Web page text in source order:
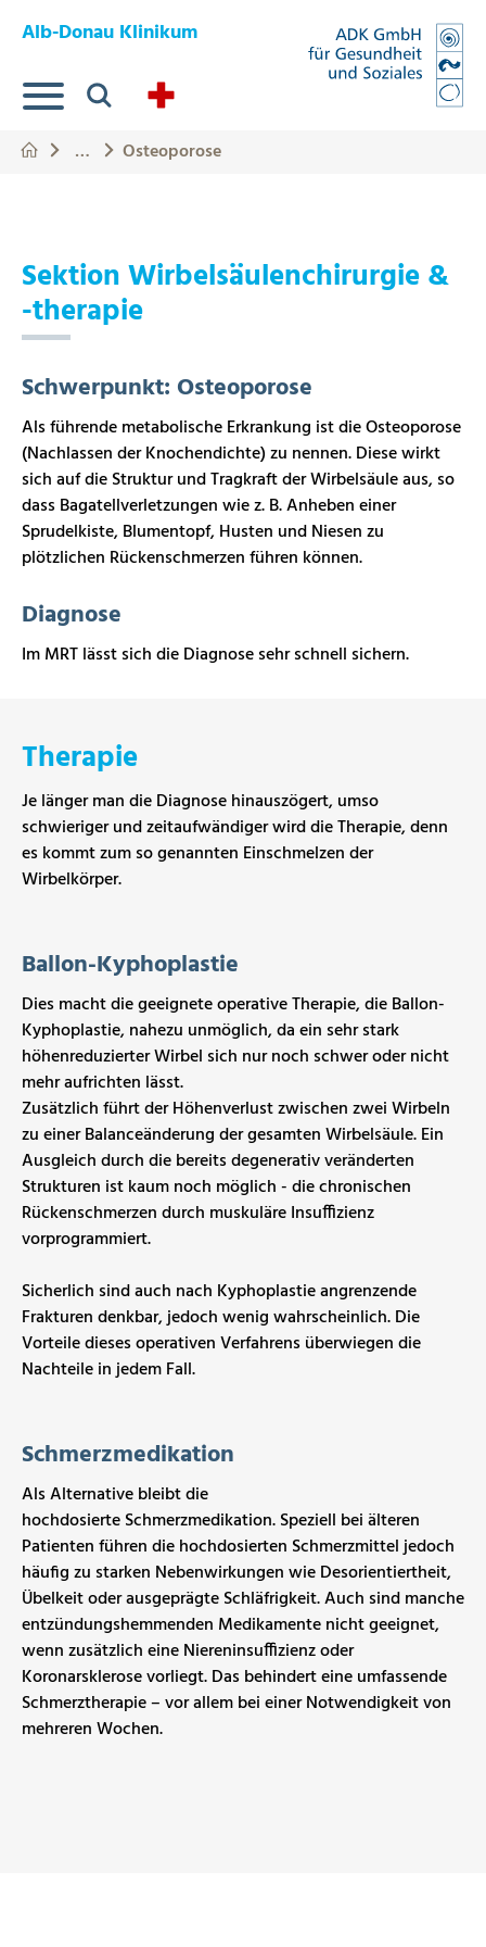
Alb-Donau Klinikum
Suche
… Osteoporose
Sektion Wirbelsäulenchirurgie &
-therapie
Schwerpunkt: Osteoporose
Als führende metabolische Erkrankung ist die Osteoporose
(Nachlassen der Knochendichte) zu nennen. Diese wirkt
sich auf die Struktur und Tragkraft der Wirbelsäule aus, so
dass Bagatellverletzungen wie z. B. Anheben einer
Sprudelkiste, Blumentopf, Husten und Niesen zu
plötzlichen Rückenschmerzen führen können.
Diagnose
Im MRT lässt sich die Diagnose sehr schnell sichern.
Therapie
Je länger man die Diagnose hinauszögert, umso
schwieriger und zeitaufwändiger wird die Therapie, denn
es kommt zum so genannten Einschmelzen der
Wirbelkörper.
Ballon-Kyphoplastie
Dies macht die geeignete operative Therapie, die Ballon-
Kyphoplastie, nahezu unmöglich, da ein sehr stark
höhenreduzierter Wirbel sich nur noch schwer oder nicht
mehr aufrichten lässt.
Zusätzlich führt der Höhenverlust zwischen zwei Wirbeln
zu einer Balanceänderung der gesamten Wirbelsäule. Ein
Ausgleich durch die bereits degenerativ veränderten
Strukturen ist kaum noch möglich - die chronischen
Rückenschmerzen durch muskuläre Insuffizienz
vorprogrammiert.
Sicherlich sind auch nach Kyphoplastie angrenzende
Frakturen denkbar, jedoch wenig wahrscheinlich. Die
Vorteile dieses operativen Verfahrens überwiegen die
Nachteile in jedem Fall.
Schmerzmedikation
Als Alternative bleibt die
hochdosierte Schmerzmedikation. Speziell bei älteren
Patienten führen die hochdosierten Schmerzmittel jedoch
häufig zu starken Nebenwirkungen wie Desorientiertheit,
Übelkeit oder ausgeprägte Schläfrigkeit. Auch sind manche
entzündungshemmenden Medikamente nicht geeignet,
wenn zusätzlich eine Niereninsuffizienz oder
Koronarsklerose vorliegt. Das behindert eine umfassende
Schmerztherapie – vor allem bei einer Notwendigkeit von
mehreren Wochen.